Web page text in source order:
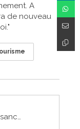
A
de nouveau